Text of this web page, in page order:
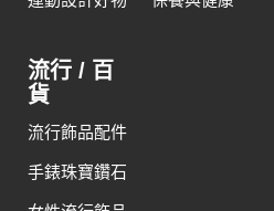
流行 / 百
貨
流行飾品配件
手錶珠寶鑽石